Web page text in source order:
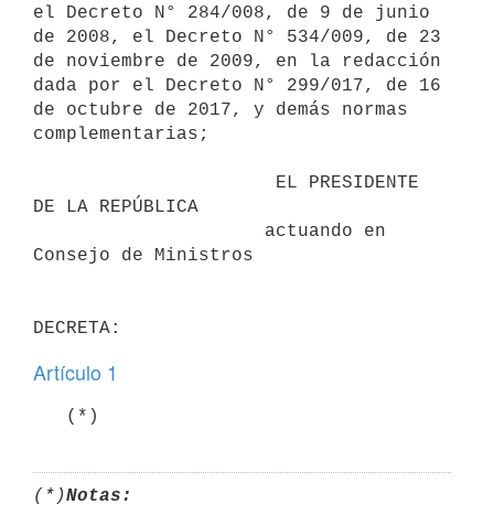
el Decreto N° 284/008, de 9 de junio
de 2008, el Decreto N° 534/009, de 23
de noviembre de 2009, en la redacción
dada por el Decreto N° 299/017, de 16
de octubre de 2017, y demás normas
complementarias;
DE LA REPÚBLICA
Consejo de Ministros
Artículo 1
   (*)
(*)Notas: